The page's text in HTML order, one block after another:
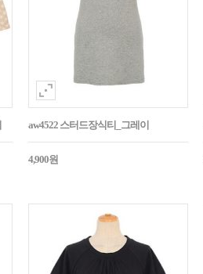
aw4522 스터드장식티_그레이
4,900원